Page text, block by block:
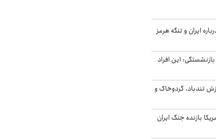
ایران و تنگه هرمز
این افراد
تندباد، گردوخاک و
آمریکا بازنده جنگ ایران